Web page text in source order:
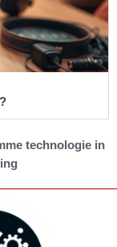
technologie in